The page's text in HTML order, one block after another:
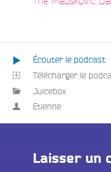
Écouter le podcast
Télécharger le
Juicebox
Etienne
Laisser un